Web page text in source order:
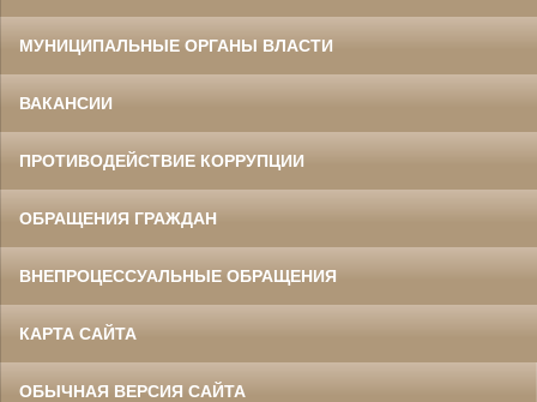
МУНИЦИПАЛЬНЫЕ ОРГАНЫ ВЛАСТИ
ВАКАНСИИ
ПРОТИВОДЕЙСТВИЕ КОРРУПЦИИ
ОБРАЩЕНИЯ ГРАЖДАН
ВНЕПРОЦЕССУАЛЬНЫЕ ОБРАЩЕНИЯ
КАРТА САЙТА
ОБЫЧНАЯ ВЕРСИЯ САЙТА